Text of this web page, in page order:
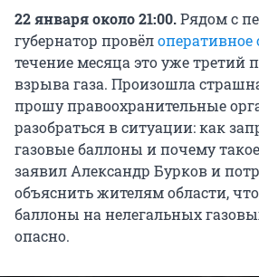
22 января около 21:00.Рядом с
губернатор провёлоперативное
течение месяца это уже третий
взрыва газа. Произошла
прошу правоохранительные
разобраться в ситуации: как
газовые баллоны и почему
заявил Александр Бурков и
объяснить жителям области,
баллоны на нелегальных
опасно.